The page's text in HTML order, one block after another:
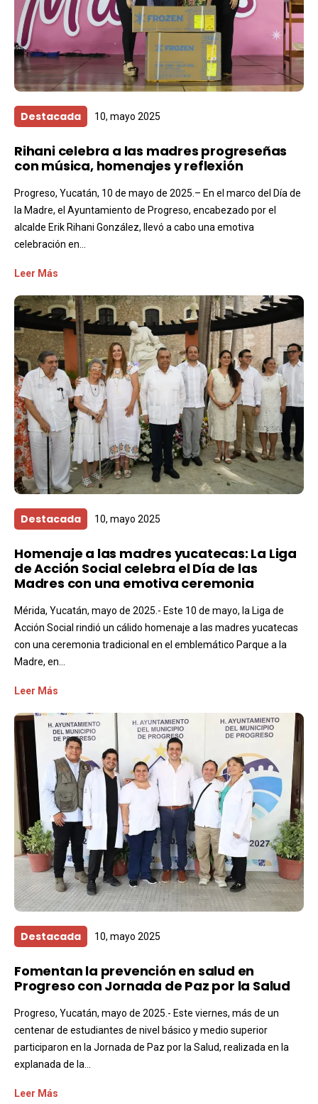
Destacada 10, mayo 2025
Rihani celebra a las madres progreseñas
con música, homenajes y reflexión
Progreso, Yucatán, 10 de mayo de 2025.– En el marco del Día de
la Madre, el Ayuntamiento de Progreso, encabezado por el
alcalde Erik Rihani González, llevó a cabo una emotiva
celebración en...
Leer Más
Destacada 10, mayo 2025
Homenaje a las madres yucatecas: La Liga
de Acción Social celebra el Día de las
Madres con una emotiva ceremonia
Mérida, Yucatán, mayo de 2025.- Este 10 de mayo, la Liga de
Acción Social rindió un cálido homenaje a las madres yucatecas
con una ceremonia tradicional en el emblemático Parque a la
Madre, en...
Leer Más
Destacada 10, mayo 2025
Fomentan la prevención en salud en
Progreso con Jornada de Paz por la Salud
Progreso, Yucatán, mayo de 2025.- Este viernes, más de un
centenar de estudiantes de nivel básico y medio superior
participaron en la Jornada de Paz por la Salud, realizada en la
explanada de la...
Leer Más